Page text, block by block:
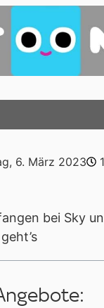
6. März 2023
bei Sky